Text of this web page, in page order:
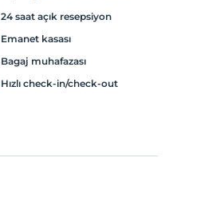
24 saat açık resepsiyon
Emanet kasası
Bagaj muhafazası
Hızlı check-in/check-out